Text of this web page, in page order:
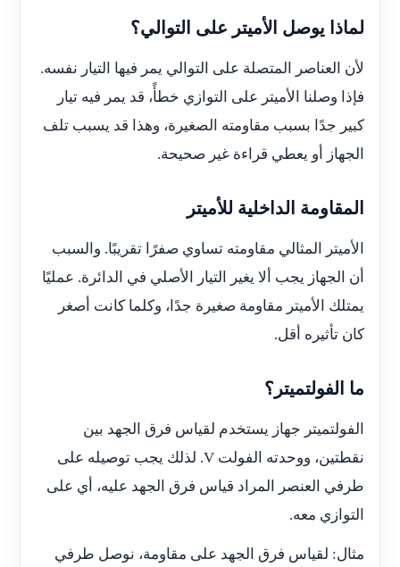
لماذا يوصل الأميتر على التوالي؟
لأن العناصر المتصلة على التوالي يمر فيها التيار نفسه.
فإذا وصلنا الأميتر على التوازي خطأً، قد يمر فيه تيار
كبير جدًا بسبب مقاومته الصغيرة، وهذا قد يسبب تلف
الجهاز أو يعطي قراءة غير صحيحة.
المقاومة الداخلية للأميتر
الأميتر المثالي مقاومته تساوي صفرًا تقريبًا. والسبب
أن الجهاز يجب ألا يغير التيار الأصلي في الدائرة. عمليًا
يمتلك الأميتر مقاومة صغيرة جدًا، وكلما كانت أصغر
كان تأثيره أقل.
ما الفولتميتر؟
الفولتميتر جهاز يستخدم لقياس فرق الجهد بين
نقطتين، ووحدته الفولت V. لذلك يجب توصيله على
طرفي العنصر المراد قياس فرق الجهد عليه، أي على
التوازي معه.
مثال: لقياس فرق الجهد على مقاومة، نوصل طرفي